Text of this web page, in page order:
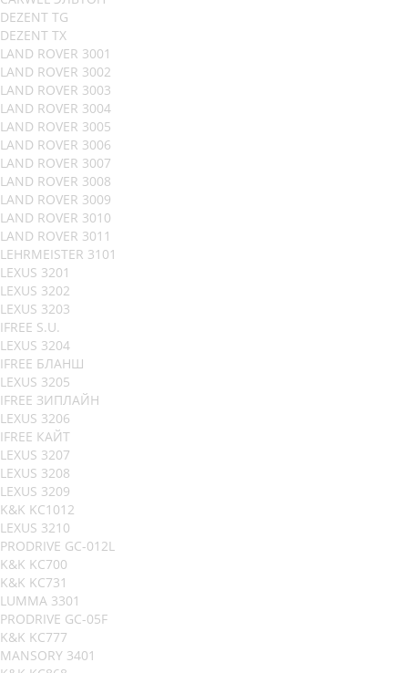
DEZENT TG
DEZENT TX
LAND ROVER 3001
LAND ROVER 3002
LAND ROVER 3003
LAND ROVER 3004
LAND ROVER 3005
LAND ROVER 3006
LAND ROVER 3007
LAND ROVER 3008
LAND ROVER 3009
LAND ROVER 3010
LAND ROVER 3011
LEHRMEISTER 3101
LEXUS 3201
LEXUS 3202
LEXUS 3203
IFREE S.U.
LEXUS 3204
IFREE БЛАНШ
LEXUS 3205
IFREE ЗИПЛАЙН
LEXUS 3206
IFREE КАЙТ
LEXUS 3207
LEXUS 3208
LEXUS 3209
K&K KC1012
LEXUS 3210
PRODRIVE GC-012L
K&K KC700
K&K KC731
LUMMA 3301
PRODRIVE GC-05F
K&K KC777
MANSORY 3401